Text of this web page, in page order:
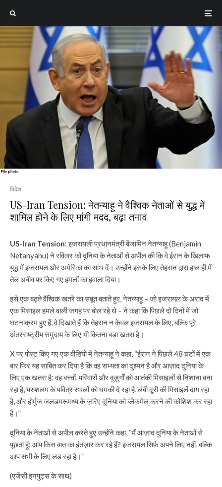
विदेश
US-Iran Tension: नेतन्याहू ने वैश्विक नेताओं से युद्ध में
शामिल होने के लिए मांगी मदद, बढ़ा तनाव
US-Iran Tension:इजरायली प्रधानमंत्री बेंजामिन नेतन्याहू (Benjamin
Netanyahu) ने रविवार को दुनिया के नेताओं से अपील की कि वे ईरान के खिलाफ
युद्ध में इजरायल और अमेरिका का साथ दें। उन्होंने इसके लिए तेहरान द्वारा हाल ही में
तेल अवीव पर किए गए हमलों का हवाला दिया।
इसे एक बढ़ते वैश्विक खतरे का सबूत बताते हुए, नेतन्याहू – जो इजरायल के अराद में
एक मिसाइल हमले वाली जगह पर बोल रहे थे – ने कहा कि पिछले दो दिनों में जो
घटनाक्रम हुए हैं, वे दिखाते हैं कि तेहरान न केवल इजरायल के लिए, बल्कि पूरे
अंतरराष्ट्रीय समुदाय के लिए भी कितना बड़ा खतरा है।
X पर पोस्ट किए गए एक वीडियो में नेतन्याहू ने कहा, “ईरान ने पिछले 48 घंटों में एक
बार फिर यह साबित कर दिया है कि वह सभ्यता का दुश्मन है और आज़ाद दुनिया के
लिए एक खतरा है: वह बच्चों, परिवारों और बुज़ुर्गों को आतंकी मिसाइलों से निशाना बना
रहा है, यरुशलम के पवित्र स्थलों को धमकी दे रहा है, लंबी दूरी की मिसाइलें दाग रहा
है, और होर्मुज जलडमरूमध्य के ज़रिए दुनिया को ब्लैकमेल करने की कोशिश कर रहा
है।”
दुनिया के नेताओं से अपील करते हुए उन्होंने कहा, “मैं आज़ाद दुनिया के नेताओं से
पूछता हूँ: आप किस बात का इंतज़ार कर रहे हैं? इजरायल सिर्फ़ अपने लिए नहीं, बल्कि
आप सभी के लिए लड़ रहा है।”
(एजेंसी इनपुट्स के साथ)